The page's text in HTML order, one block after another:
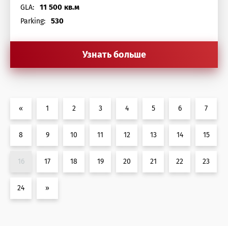
GLA: 11 500 кв.м
Parking: 530
Узнать больше
« 1 2 3 4 5 6 7
8 9 10 11 12 13 14 15
16 17 18 19 20 21 22 23
24 »